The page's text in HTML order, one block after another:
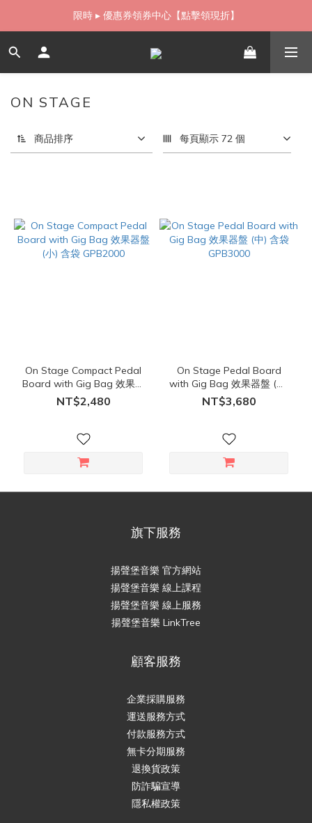
如需當日配送貨海外寄送，歡迎直接與我們聯繫
限時 ▸ 優惠券領券中心【點擊領現折】
如需當日配送貨海外寄送，歡迎直接與我們聯繫
ON STAGE
商品排序 每頁顯示 72 個
On Stage Compact Pedal
Board with Gig Bag 效果器
盤 (小) 含袋 GPB2000
NT$2,480
On Stage Pedal Board
with Gig Bag 效果器盤 (中)
含袋 GPB3000
NT$3,680
旗下服務
揚聲堡音樂 官方網站
揚聲堡音樂 線上課程
揚聲堡音樂 線上服務
揚聲堡音樂 LinkTree
顧客服務
企業採購服務
運送服務方式
付款服務方式
無卡分期服務
退換貨政策
防詐騙宣導
隱私權政策